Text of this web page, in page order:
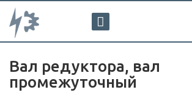
Вал редуктора, вал
промежуточный